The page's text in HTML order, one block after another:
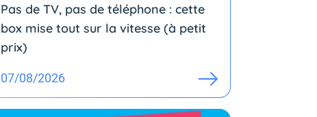
Pas de TV, pas de téléphone : cette
box mise tout sur la vitesse (à petit
prix)
07/08/2026